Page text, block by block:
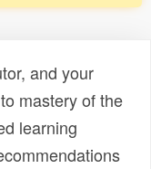
and your
mastery of the
learning